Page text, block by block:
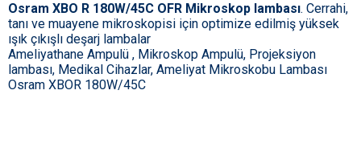
Osram XBO R 180W/45C OFR Mikroskop lambası. Cerrahi,
tanı ve muayene mikroskopisi için optimize edilmiş yüksek
ışık çıkışlı deşarj lambalar
Ameliyathane Ampulü , Mikroskop Ampulü, Projeksiyon
lambası, Medikal Cihazlar, Ameliyat Mikroskobu Lambası
Osram XBOR 180W/45C